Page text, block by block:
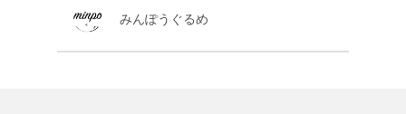
みんぽうぐるめ